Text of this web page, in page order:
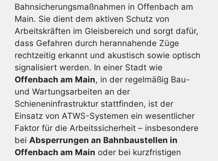
Bahnsicherungsmaßnahmen in Offenbach am
Main. Sie dient dem aktiven Schutz von
Arbeitskräften im Gleisbereich und sorgt dafür,
dass Gefahren durch herannahende Züge
rechtzeitig erkannt und akustisch sowie optisch
signalisiert werden. In einer Stadt wie
Offenbach am Main, in der regelmäßig Bau-
und Wartungsarbeiten an der
Schieneninfrastruktur stattfinden, ist der
Einsatz von ATWS-Systemen ein wesentlicher
Faktor für die Arbeitssicherheit – insbesondere
bei Absperrungen an Bahnbaustellen in
Offenbach am Main oder bei kurzfristigen